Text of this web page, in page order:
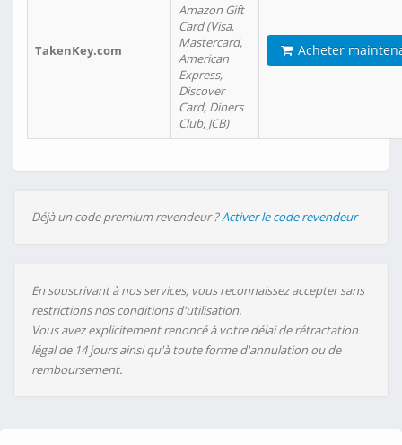
TakenKey.com
Amazon Gift
Card (Visa,
Mastercard,
American
Express,
Discover
Card, Diners
Club, JCB)
Acheter
Déjà un code premium revendeur ?Activer le code revendeur
En souscrivant à nos services, vous reconnaissez accepter sans
restrictions nos conditions d'utilisation.
Vous avez explicitement renoncé à votre délai de rétractation
légal de 14 jours ainsi qu'à toute forme d'annulation ou de
remboursement.